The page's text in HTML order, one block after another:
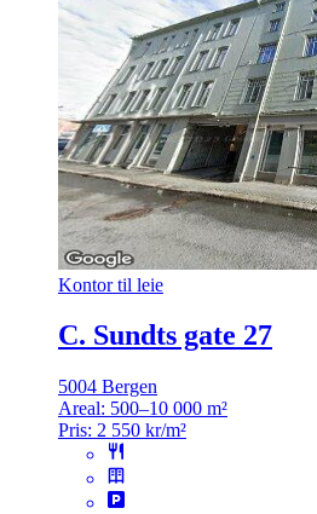
Kontor til leie
C. Sundts gate 27
5004 Bergen
Areal: 500–10 000 m²
Pris: 2 550 kr/m²